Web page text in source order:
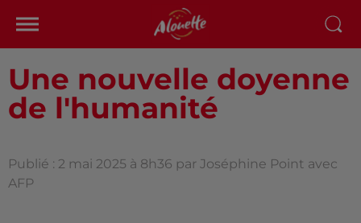
Une nouvelle doyenne
de l'humanité
Publié : 2 mai 2025 à 8h36 par Joséphine Point avec
AFP